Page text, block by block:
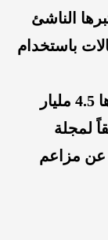
الناشئ
باستخدام
وكانت هولمز تمتلك ثروة صافية قدرها 4.5 مليار
وفقاً لمجلة
مزاعم